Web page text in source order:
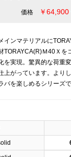
価格 ￥64,900
インマテリアルに
TORAYCA(R)Ｍ40Ｘを
を実現。驚異的な荷重
上がっています。より
バを楽しめるシリーズで